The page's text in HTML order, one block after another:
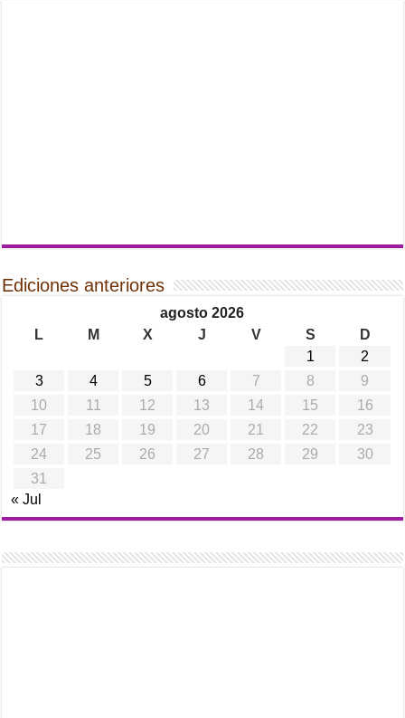
Ediciones anteriores
agosto 2026
L
M X J V S
D
1
2
3
4 5 6 7 8
9
10
11 12 13 14 15
16
17
18 19 20 21 22
23
24
25 26 27 28 29
30
31
« Jul